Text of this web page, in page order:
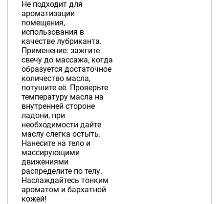
Не подходит для
ароматизации
помещения,
использования в
качестве лубриканта.
Применение: зажгите
свечу до массажа, когда
образуется достаточное
количество масла,
потушите её. Проверьте
температуру масла на
внутренней стороне
ладони, при
необходимости дайте
маслу слегка остыть.
Нанесите на тело и
массирующими
движениями
распределите по телу.
Наслаждайтесь тонким
ароматом и бархатной
кожей!